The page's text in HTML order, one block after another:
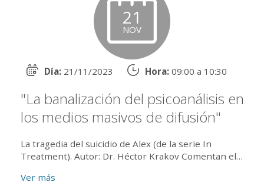
21
NOV
Día: 21/11/2023 Hora: 09:00 a 10:30
"La banalización del psicoanálisis en
los medios masivos de difusión"
La tragedia del suicidio de Alex (de la serie In
Treatment). Autor: Dr. Héctor Krakov Comentan el
Ver más